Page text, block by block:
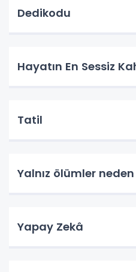
Dedikodu
Hayatın En Sessiz
Tatil
Yalnız ölümler
Yapay Zekâ